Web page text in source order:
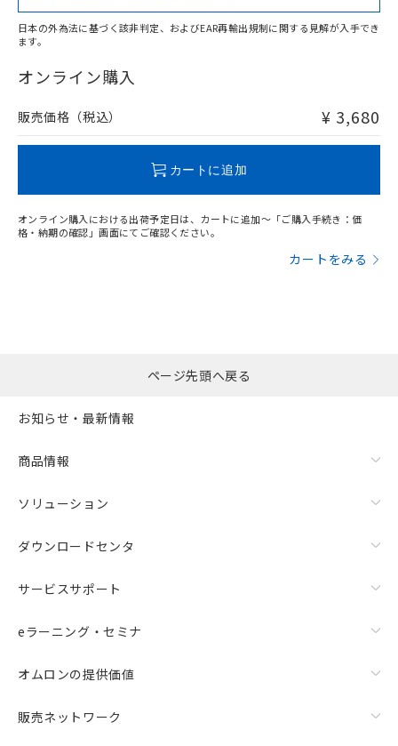
在庫等で未対応品が混在する可能性があります。
問い合わせください。
日本の外為法に基づく該非判定、およびEAR再輸出規制に関する見解が入手でき
ます。
オンライン購入
販売価格（税込） ¥ 3,680
カートに追加
オンライン購入における出荷予定日は、カートに追加～「ご購入手続き：価
格・納期の確認」画面にてご確認ください。
カートをみる
ページ先頭へ戻る
お知らせ・最新情報
商品情報
ソリューション
ダウンロードセンタ
サービスサポート
eラーニング・セミナ
オムロンの提供価値
販売ネットワーク